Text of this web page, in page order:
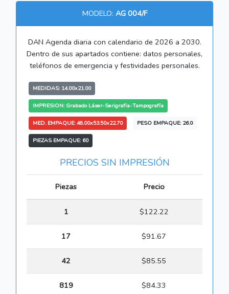
MODELO: AG 004/F
DAN Agenda diaria con calendario de 2026 a 2030.
Dentro de sus apartados contiene: datos personales,
teléfonos de emergencia y festividades personales.
MEDIDAS: 14.00x21.00
IMPRESION: Grabado Láser-Serigrafía-Tampografía
MED. EMPAQUE: 48.00x53.50x22.70 PESO EMPAQUE: 26.0
PIEZAS EMPAQUE: 60
PRECIOS SIN IMPRESIÓN
Piezas Precio
1 $122.22
17 $91.67
42 $85.55
819 $84.33